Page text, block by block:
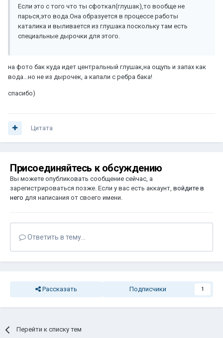
Если это с того что ты сфоткал(глушак),то вообще не
парься,это вода.Она образуется в процессе работы
каталика и выливается из глушака поскольку там есть
специальные дырочки для этого.
на фото бак куда идет центральный глушак,на ощупь и запах как
вода...но не из дырочек, а капали с ребра бака!
спасибо)
Цитата
Присоединяйтесь к обсуждению
Вы можете опубликовать сообщение сейчас, а
зарегистрироваться позже. Если у вас есть аккаунт, войдите в
него для написания от своего имени.
Ответить в тему...
Рассказать Подписчики 1
Перейти к списку тем